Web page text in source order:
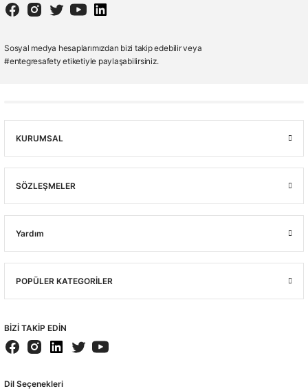
Sosyal medya hesaplarımızdan bizi takip edebilir veya
#entegresafety etiketiyle paylaşabilirsiniz.
KURUMSAL
SÖZLEŞMELER
Yardım
POPÜLER KATEGORİLER
BİZİ TAKİP EDİN
Dil Seçenekleri